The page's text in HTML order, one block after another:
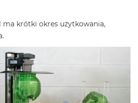
krótki okres użytkowania,